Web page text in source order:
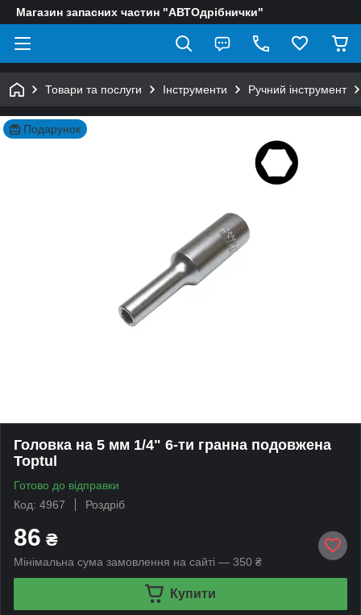
Магазин запасних частин "АВТОдрібнички"
Товари та послуги Інструменти Ручний інструмент
Подарунок
Головка на 5 мм 1/4" 6-ти гранна подовжена
Toptul
Готово до відправки
Код: 4967
Роздріб
86 ₴
Мінімальна сума замовлення на сайті — 350 ₴
Купити